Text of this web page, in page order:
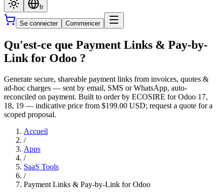
fr
Se connecter Commencer
Qu'est-ce que Payment Links & Pay-by-
Link for Odoo ?
Generate secure, shareable payment links from invoices, quotes &
ad-hoc charges — sent by email, SMS or WhatsApp, auto-
reconciled on payment. Built to order by ECOSIRE for Odoo 17,
18, 19 — indicative price from $199.00 USD; request a quote for a
scoped proposal.
Accueil
/
Apps
/
SaaS Tools
/
Payment Links & Pay-by-Link for Odoo